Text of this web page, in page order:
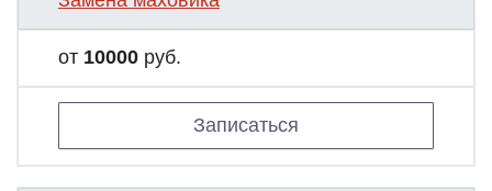
от 10000 руб.
Записаться